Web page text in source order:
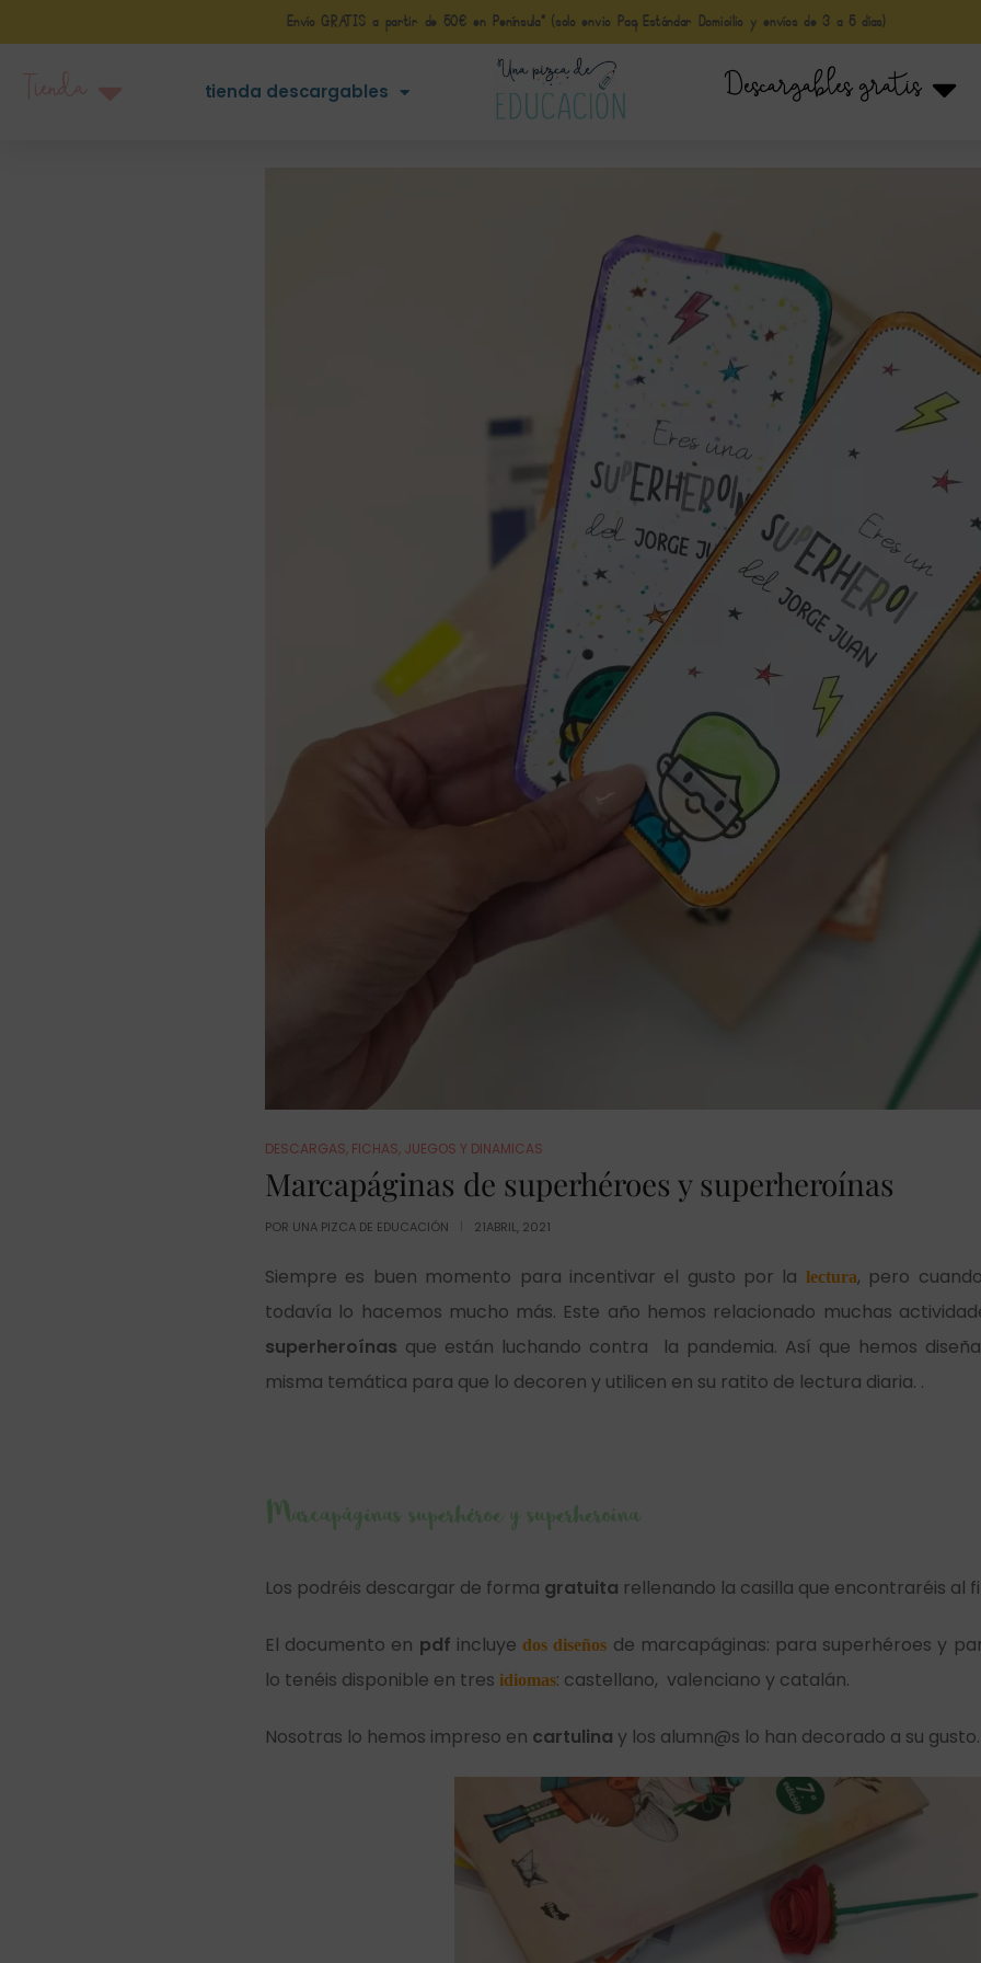
Envío GRATIS a partir de 50€ en Península* (solo envio Paq Estándar Domicilio y envíos de 3 a 5 días)
tienda descargables Descargables gratis
DESCARGAS, FICHAS, JUEGOS Y DINAMICAS
Marcapáginas de superhéroes y superheroínas
POR UNA PIZCA DE EDUCACIÓN 21ABRIL, 2021
Siempre es buen momento para incentivar el gusto por la lectura, pero
todavía lo hacemos mucho más. Este año hemos relacionado muchas
superheroínas que están luchando contra la pandemia. Así que hemos
misma temática para que lo decoren y utilicen en su ratito de lectura diaria. .
Marcapáginas superhéroe y superheroína
Los podréis descargar de forma gratuita rellenando la casilla que encontraréis al
El documento en pdf incluyedos diseños de marcapáginas: para superhéroes y
lo tenéis disponible en tres idiomas: castellano, valenciano y catalán.
Nosotras lo hemos impreso en cartulina y los alumn@s lo han decorado a su gusto.